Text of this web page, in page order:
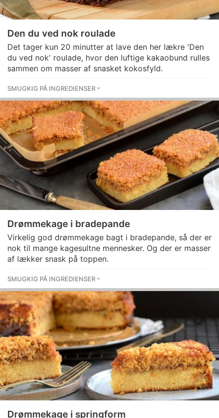
Den du ved nok roulade
Det tager kun 20 minutter at lave den her lækre 'Den
du ved nok' roulade, hvor den luftige kakaobund rulles
sammen om masser af snasket kokosfyld.
SMUGKIG PÅ INGREDIENSER
Drømmekage i bradepande
Virkelig god drømmekage bagt i bradepande, så der er
nok til mange kagesultne mennesker. Og der er masser
af lækker snask på toppen.
SMUGKIG PÅ INGREDIENSER
Drømmekage i springform